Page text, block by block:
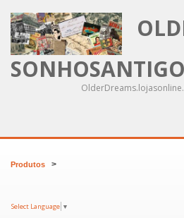
Produtos >
Select Language ▼